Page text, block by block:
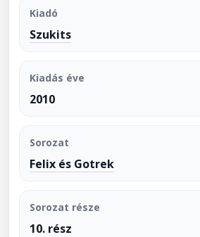
Kiadó
Szukits
Kiadás éve
2010
Sorozat
Felix és Gotrek
Sorozat része
10. rész